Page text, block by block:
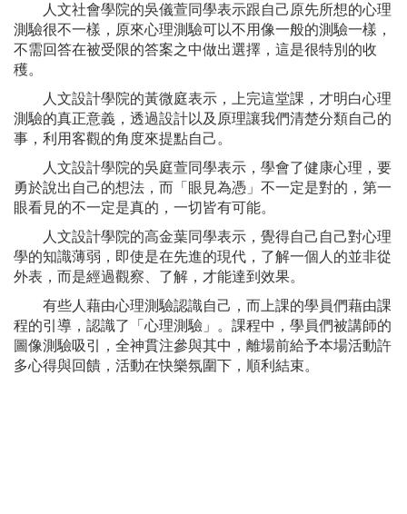
人文社會學院的吳儀萱同學表示跟自己原先所想的心理
測驗很不一樣，原來心理測驗可以不用像一般的測驗一樣，
不需回答在被受限的答案之中做出選擇，這是很特別的收
穫。
人文設計學院的黃微庭表示，上完這堂課，才明白心理
測驗的真正意義，透過設計以及原理讓我們清楚分類自己的
事，利用客觀的角度來提點自己。
人文設計學院的吳庭萱同學表示，學會了健康心理，要
勇於說出自己的想法，而「眼見為憑」不一定是對的，第一
眼看見的不一定是真的，一切皆有可能。
人文設計學院的高金葉同學表示，覺得自己自己對心理
學的知識薄弱，即使是在先進的現代，了解一個人的並非從
外表，而是經過觀察、了解，才能達到效果。
有些人藉由心理測驗認識自己，而上課的學員們藉由課
程的引導，認識了「心理測驗」。課程中，學員們被講師的
圖像測驗吸引，全神貫注參與其中，離場前給予本場活動許
多心得與回饋，活動在快樂氛圍下，順利結束。